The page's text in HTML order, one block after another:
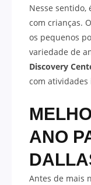
Nesse sentido,
com crianças. O
os pequenos
variedade de
Discovery
com
ANO
Antes de mais